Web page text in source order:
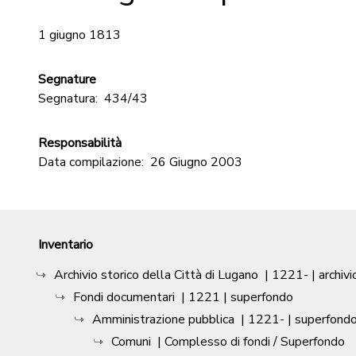
1 giugno 1813
Segnature
Segnatura: 434/43
Responsabilità
Data compilazione: 26 Giugno 2003
Inventario
Archivio storico della Città di Lugano | 1221- |
Fondi documentari | 1221 | superfondo
Amministrazione pubblica | 1221- |
Comuni | Complesso di fondi / Superfondo